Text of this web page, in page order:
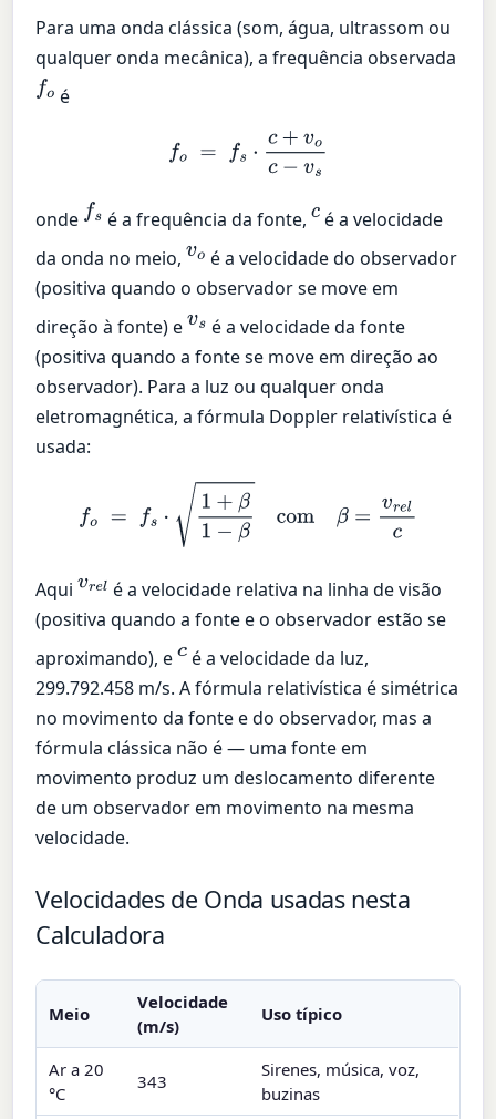
Para uma onda clássica (som, água, ultrassom ou
qualquer onda mecânica), a frequência observada
fo é
o=f ⋅c v oc−vs
onde fs é a frequência da fonte, cé a velocidade
da onda no meio,vo é a velocidade do observador
(positiva quando o observador se move em
direção à fonte) evs é a velocidade da fonte
(positiva quando a fonte se move em direção ao
observador). Para a luz ou qualquer onda
eletromagnética, a fórmula Doppler relativística é
usada:
⋅1 + β1 −β
Aquivrel é a velocidade relativa na linha de visão
(positiva quando a fonte e o observador estão se
aproximando), ecé a velocidade da luz,
299.792.458 m/s. A fórmula relativística é simétrica
no movimento da fonte e do observador, mas a
fórmula clássica não é — uma fonte em
movimento produz um deslocamento diferente
de um observador em movimento na mesma
velocidade.
Velocidades de Onda usadas nesta
Calculadora
Meio
Velocidade
(m/s)
Uso típico
Ar a 20
°C
343
Sirenes, música, voz,
buzinas